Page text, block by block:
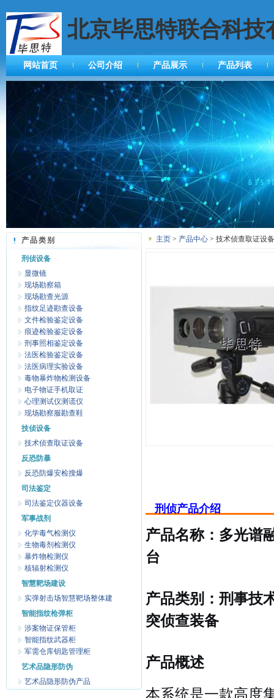
北京毕思特联合科技
网站首页 公司介绍 产品展示 产品列表
产品类别
刑侦设备
显微镜
现场勘察箱
现场勘查光源
指纹足迹勘查设备
文件检验鉴定设备
痕迹检验鉴定设备
刑事照相鉴定设备
法医检验鉴定设备
法医病理实验设备
毒物暴炸物检测设备
电子物证手机取证
心理测试仪测谎仪
现场勘察服勘查鞋
技侦设备
技术侦查取证设备
反恐防暴
反恐防爆安检搜爆
司法鉴定
司法鉴定仪器设备
军事战剂
化学毒气检测仪
生物毒剂检测仪
暴炸物检测仪
核辐射检测仪
智慧靶场建设
实弹射击场智慧靶场整体建
智能指纹枪弹柜
涉案物证保管柜
智能指纹武器柜
军需仓库钥匙管理柜
艺术品隐形防伪
艺术品隐形防伪产品
主页 > 产品中心 > 技术侦查取证设
刑侦产品介绍
产品名称：多光谱
台
产品类别：刑事技
突侦查装备
产品概述
本系统是一款高度